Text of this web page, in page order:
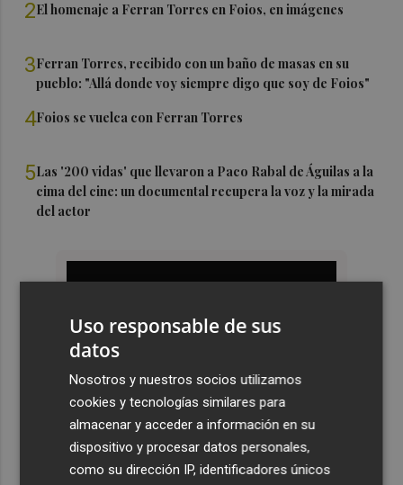
2El homenaje a Ferran Torres en Foios, en imágenes
3Ferran Torres, recibido con un baño de masas en su
pueblo: "Allá donde voy siempre digo que soy de Foios"
4Foios se vuelca con Ferran Torres
5Las '200 vidas' que llevaron a Paco Rabal de Águilas a la
cima del cine: un documental recupera la voz y la mirada
del actor
Uso responsable de sus
datos
Nosotros y nuestros socios utilizamos
cookies y tecnologías similares para
almacenar y acceder a información en su
dispositivo y procesar datos personales,
como su dirección IP, identificadores únicos